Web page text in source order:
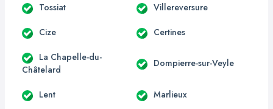
Tossiat Villereversure
Cize Certines
La Chapelle-du-
Châtelard
Dompierre-sur-Veyle
Lent Marlieux